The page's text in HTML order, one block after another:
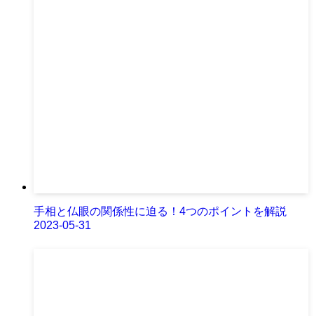
手相と仏眼の関係性に迫る！4つのポイントを解説
2023-05-31